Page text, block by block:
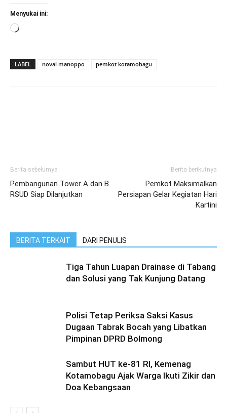
Menyukai ini:
Memuat...
LABEL noval manoppo pemkot kotamobagu
Berita sebelumya
Pembangunan Tower A dan B
RSUD Siap Dilanjutkan
Berita berikutnya
Pemkot Maksimalkan
Persiapan Gelar Kegiatan Hari
Kartini
BERITA TERKAIT DARI PENULIS
Tiga Tahun Luapan Drainase di Tabang
dan Solusi yang Tak Kunjung Datang
Polisi Tetap Periksa Saksi Kasus
Dugaan Tabrak Bocah yang Libatkan
Pimpinan DPRD Bolmong
Sambut HUT ke-81 RI, Kemenag
Kotamobagu Ajak Warga Ikuti Zikir dan
Doa Kebangsaan